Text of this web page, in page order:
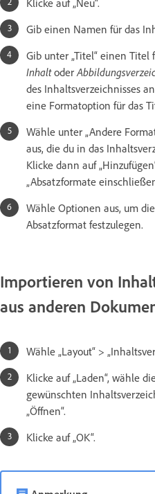
Gib einen Namen für das
Gib unter „Titel“ einen Titel
Inhaltoder
des Inhaltsverzeichnisses
eine Formatoption für das
Wähle unter „Andere
aus, die du in das
Klicke dann auf
„Absatzformate
Wähle Optionen aus, um
Absatzformat festzulegen.
Importieren von
aus anderen
Wähle „Layout“ >
Klicke auf „Laden“, wähle
gewünschten
„Öffnen“.
Klicke auf „OK“.